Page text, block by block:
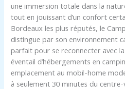
une immersion totale dans la
tout en jouissant d’un confort
Bordeaux les plus réputés, le
distingue par son environnement
parfait pour se reconnecter avec
éventail d’hébergements en
emplacement au mobil-home
à seulement 30 minutes du